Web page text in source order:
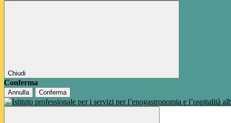
Chiudi
Conferma
Annulla Conferma